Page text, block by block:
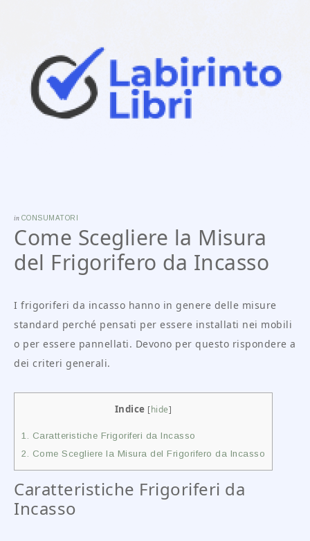
in CONSUMATORI
Come Scegliere la Misura
del Frigorifero da Incasso
I frigoriferi da incasso hanno in genere delle misure
standard perché pensati per essere installati nei mobili
o per essere pannellati. Devono per questo rispondere a
dei criteri generali.
Indice [hide]
1. Caratteristiche Frigoriferi da Incasso
2. Come Scegliere la Misura del Frigorifero da Incasso
Caratteristiche Frigoriferi da
Incasso